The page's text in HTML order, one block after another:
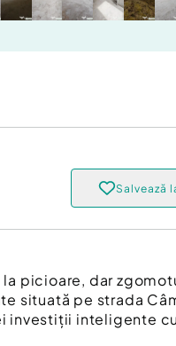
Salvează
picioare, dar
situată pe strada
investiții inteligente